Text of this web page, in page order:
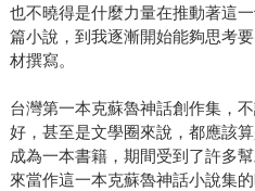
也不曉得是什麼力量在推動著這
篇小說，到我逐漸開始能夠思考
材撰寫。
台灣第一本克蘇魯神話創作集，
好，甚至是文學圈來說，都應該
成為一本書籍，期間受到了許多
來當作這一本克蘇魯神話小說集